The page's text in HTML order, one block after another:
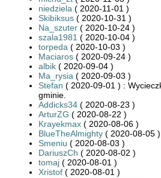
niedziela ( 2020-11-01 )
Skibiksus ( 2020-10-31 )
Na_szuter ( 2020-10-24 )
szala1981 ( 2020-10-04 )
torpeda ( 2020-10-03 )
Maciaros ( 2020-09-24 )
albik ( 2020-09-04 )
Ma_rysia ( 2020-09-03 )
Stefan ( 2020-09-01 ) :
gminie.
Addicks34 ( 2020-08-23 )
ArturZG ( 2020-08-22 )
Krayekmax ( 2020-08-06 )
BlueTheAlmighty ( 2020-08-05 )
Smeniu ( 2020-08-03 )
DariuszCh ( 2020-08-02 )
tomaj ( 2020-08-01 )
Xristof ( 2020-08-01 )